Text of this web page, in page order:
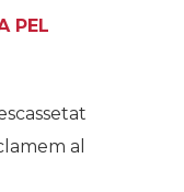
PEL
al